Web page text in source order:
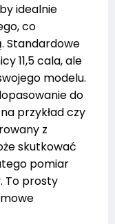
idealnie
co
Standardowe
11,5 cala, ale
modelu.
do
przykład czy
z
skutkować
pomiar
To prosty